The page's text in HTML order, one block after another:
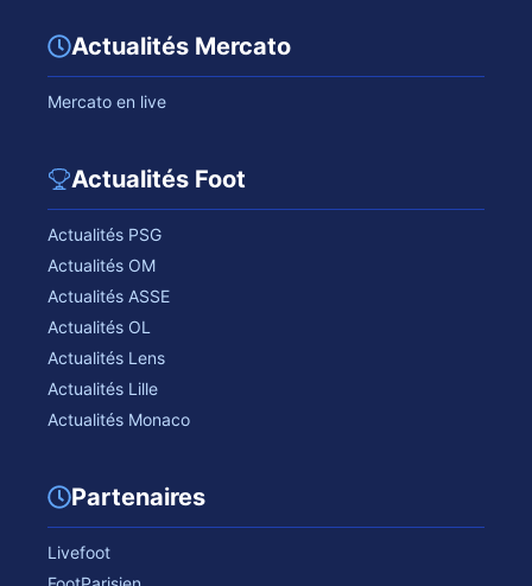
Actualités Mercato
Mercato en live
Actualités Foot
Actualités PSG
Actualités OM
Actualités ASSE
Actualités OL
Actualités Lens
Actualités Lille
Actualités Monaco
Partenaires
Livefoot